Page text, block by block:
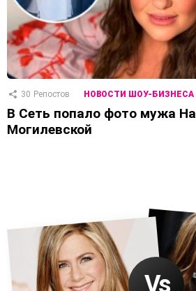
30 Репостов НОВОСТИ ШОУ-БИЗНЕСА
В Сеть попало фото мужа
Могилевской